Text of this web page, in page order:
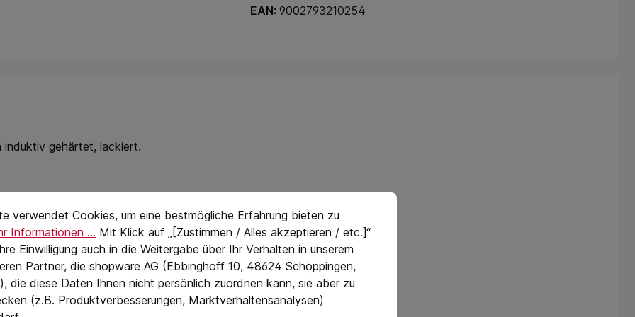
EAN: 9002793210254
induktiv gehärtet, lackiert.
verwendet Cookies, um eine bestmögliche Erfahrung bieten zu
Informationen ... Mit Klick auf „[Zustimmen / Alles akzeptieren / etc.]“
Einwilligung auch in die Weitergabe über Ihr Verhalten in unserem
Partner, die shopware AG (Ebbinghoff 10, 48624 Schöppingen,
die diese Daten Ihnen nicht persönlich zuordnen kann, sie aber zu
(z.B. Produktverbesserungen, Marktverhaltensanalysen)